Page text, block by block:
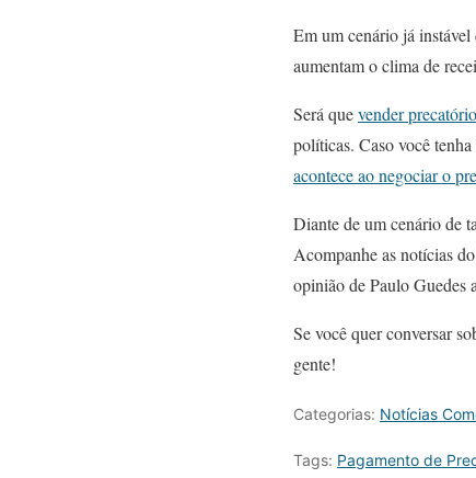
Em um cenário já
aumentam o clima de
Será quevender
políticas. Caso você
acontece ao negociar o
Diante de um cenário de
Acompanhe as notícias
opinião de Paulo Guedes
Se você quer conversar
gente!
Categorias: Notícias
Tags: Pagamento de